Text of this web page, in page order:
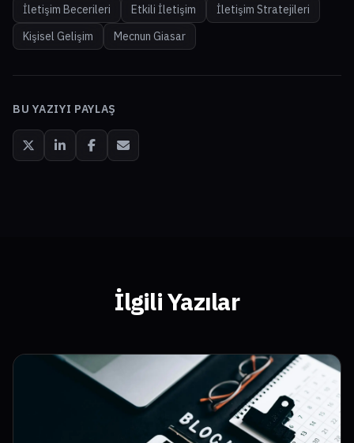
İletişim Becerileri Etkili İletişim
İletişim Stratejileri
Kişisel Gelişim
Mecnun Giasar
BU YAZIYI PAYLAŞ
İlgili Yazılar